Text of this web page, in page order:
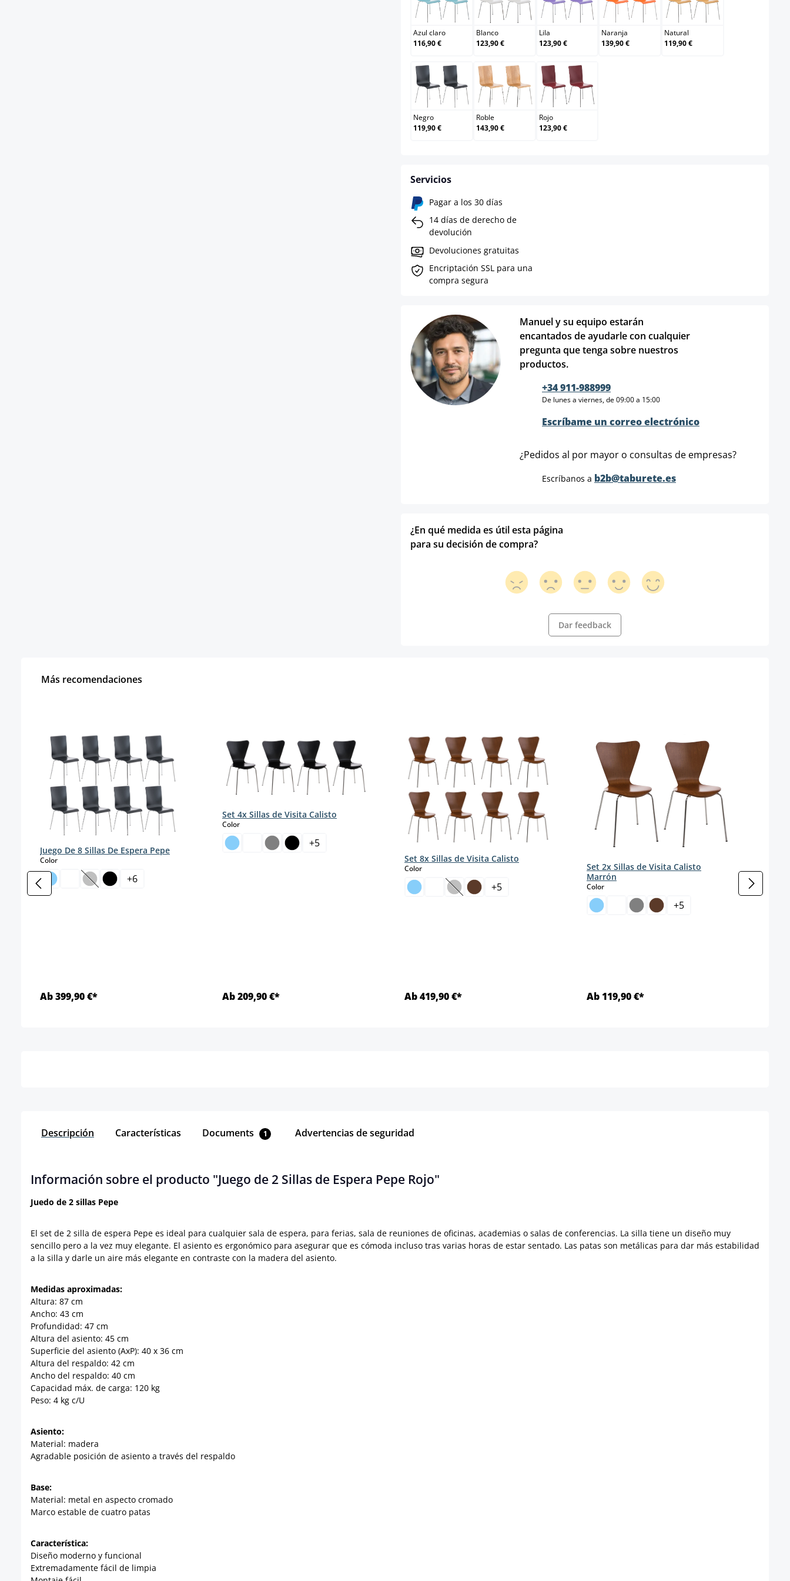
Azul claro
Azul claro
116,90 €
Blanco
Blanco
123,90 €
Lila
Lila
123,90 €
Naranja
Naranja
139,90 €
Natural
Natural
119,90 €
Negro
Negro
119,90 €
Roble
Roble
143,90 €
Rojo
Rojo
123,90 €
Servicios
Pagar a los 30 días
14 días de derecho de
devolución
Devoluciones gratuitas
Encriptación SSL para una
compra segura
Manuel y su equipo estarán
encantados de ayudarle con cualquier
pregunta que tenga sobre nuestros
productos.
+34 911-988999
De lunes a viernes, de 09:00 a 15:00
Escríbame un correo electrónico
¿Pedidos al por mayor o consultas de empresas?
Escríbanos a b2b@taburete.es
¿En qué medida es útil esta página
para su decisión de compra?
Dar feedback
Más recomendaciones
Juego De 8 Sillas De Espera Pepe
Colorselect
(Esta opción no está disponible en este momento.)
+6
Ab 399,90 €*
Set 4x Sillas de Visita Calisto
Colorselect
+5
Ab 209,90 €*
Set 8x Sillas de Visita Calisto
Colorselect
(Esta opción no está disponible en este momento.)
+5
Ab 419,90 €*
Set 2x Sillas de Visita Calisto
Marrón
Colorselect
+5
Ab 119,90 €*
Descripción Características Documents 1 Advertencias de seguridad
Información sobre el producto "Juego de 2 Sillas de Espera Pepe Rojo"
Juedo de 2 sillas Pepe
El set de 2 silla de espera Pepe es ideal para cualquier sala de espera, para ferias, sala de reuniones de oficinas, academias o salas de conferencias. La silla tiene un diseño muy
sencillo pero a la vez muy elegante. El asiento es ergonómico para asegurar que es cómoda incluso tras varias horas de estar sentado. Las patas son metálicas para dar más estabilidad
a la silla y darle un aire más elegante en contraste con la madera del asiento.
Medidas aproximadas:
Altura: 87 cm
Ancho: 43 cm
Profundidad: 47 cm
Altura del asiento: 45 cm
Superficie del asiento (AxP): 40 x 36 cm
Altura del respaldo: 42 cm
Ancho del respaldo: 40 cm
Capacidad máx. de carga: 120 kg
Peso: 4 kg c/U
Asiento:
Material: madera
Agradable posición de asiento a través del respaldo
Base:
Material: metal en aspecto cromado
Marco estable de cuatro patas
Característica:
Diseño moderno y funcional
Extremadamente fácil de limpia